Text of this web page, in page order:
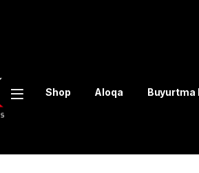
Shop Aloqa Buyurtma